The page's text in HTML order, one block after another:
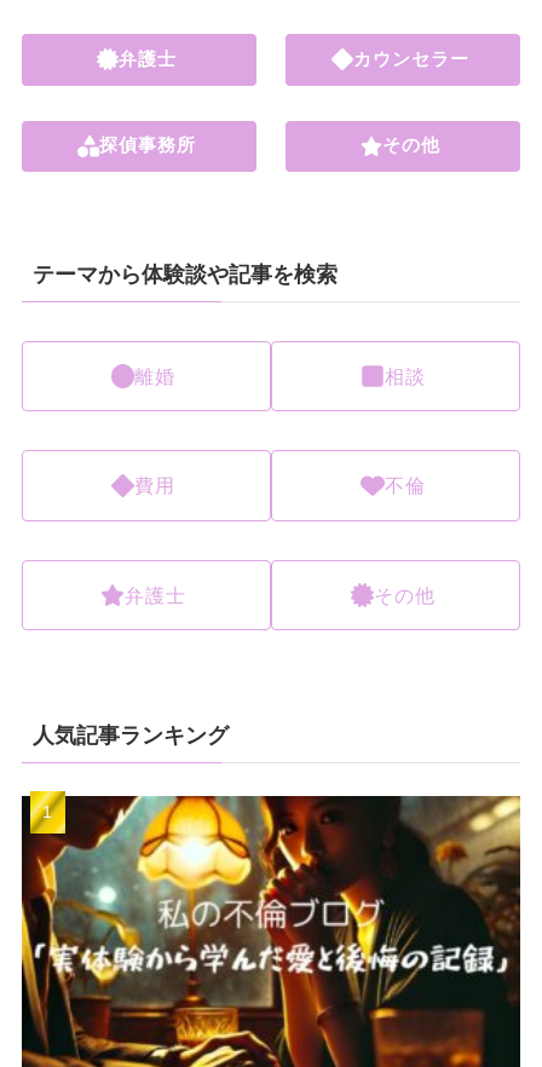
弁護士
探偵事務所
カウンセラー
その他
テーマから体験談や記事を検索
離婚 相談
費用 不倫
弁護士 その他
人気記事ランキング